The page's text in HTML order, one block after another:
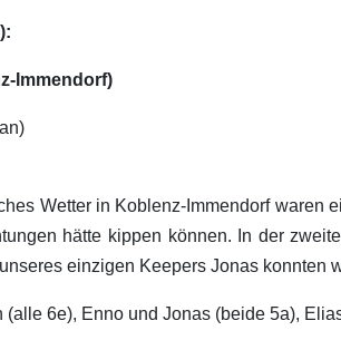
:
Immendorf)
Wetter in Koblenz-Immendorf
hätte kippen können. In der
einzigen Keepers Jonas konnten
6e), Enno und Jonas (beide 5a),